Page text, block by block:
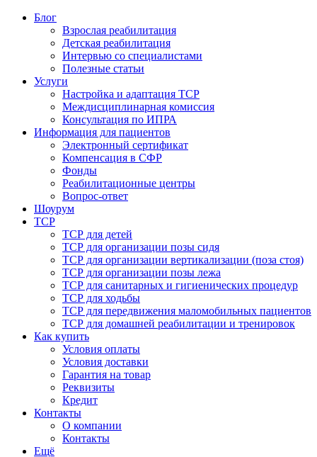
Блог
Взрослая реабилитация
Детская реабилитация
Интервью со специалистами
Полезные статьи
Услуги
Настройка и адаптация ТСР
Междисциплинарная комиссия
Консультация по ИПРА
Информация для пациентов
Электронный сертификат
Компенсация в СФР
Фонды
Реабилитационные центры
Вопрос-ответ
Шоурум
ТСР
ТСР для детей
ТСР для организации позы сидя
ТСР для организации вертикализации (поза стоя)
ТСР для организации позы лежа
ТСР для санитарных и гигиенических процедур
ТСР для ходьбы
ТСР для передвижения маломобильных пациентов
ТСР для домашней реабилитации и тренировок
Как купить
Условия оплаты
Условия доставки
Гарантия на товар
Реквизиты
Кредит
Контакты
О компании
Контакты
Ещё